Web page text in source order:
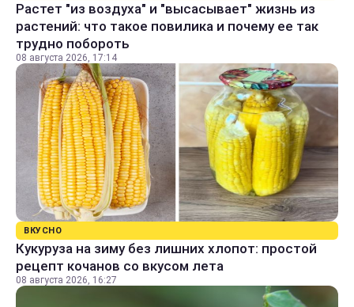
Растет "из воздуха" и "высасывает" жизнь из
растений: что такое повилика и почему ее так
трудно побороть
08 августа 2026, 17:14
ВКУСНО
Кукуруза на зиму без лишних хлопот: простой
рецепт кочанов со вкусом лета
08 августа 2026, 16:27